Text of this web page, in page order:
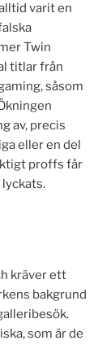
varit en
Twin
titlar från
såsom
av, precis
eller en del
proffs får
lyckats.
kräver ett
bakgrund
som är de